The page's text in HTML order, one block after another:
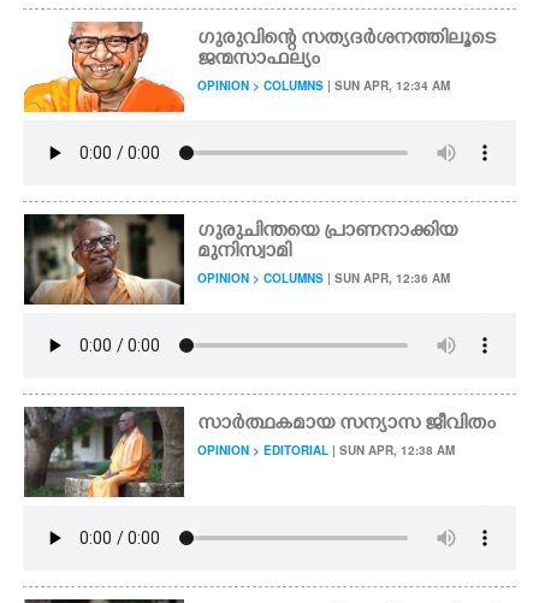
ഗുരുവിന്റെ സത്യദർശനത്തിലൂടെ
ജന്മസാഫല്യം
OPINION > COLUMNS | SUN APR, 12:34 AM
ഗുരുചിന്തയെ പ്രാണനാക്കിയ
മുനിസ്വാമി
OPINION > COLUMNS | SUN APR, 12:36 AM
സാർത്ഥകമായ സന്യാസ ജീവിതം
OPINION > EDITORIAL | SUN APR, 12:38 AM